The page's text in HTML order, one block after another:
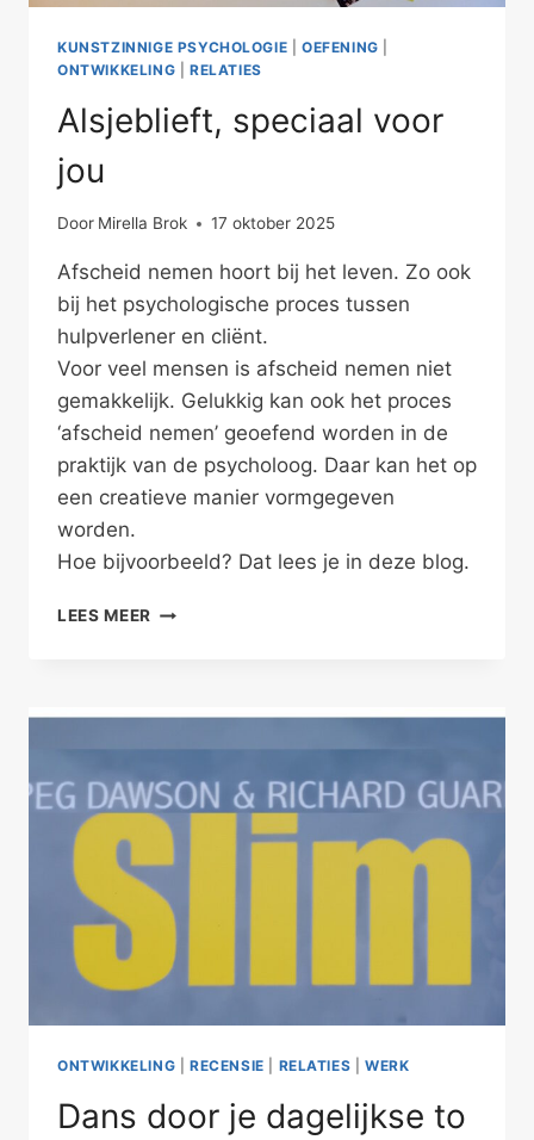
KUNSTZINNIGE PSYCHOLOGIE |OEFENING
ONTWIKKELING
RELATIES
Alsjeblieft, speciaal voor
jou
Door Mirella Brok 17 oktober 2025
Afscheid nemen hoort bij het leven. Zo ook
bij het psychologische proces tussen
hulpverlener en cliënt.
Voor veel mensen is afscheid nemen niet
gemakkelijk. Gelukkig kan ook het proces
‘afscheid nemen’ geoefend worden in de
praktijk van de psycholoog. Daar kan het op
een creatieve manier vormgegeven
worden.
Hoe bijvoorbeeld? Dat lees je in deze blog.
LEES MEER ALSJEBLIEFT,
ONTWIKKELING RECENSIE RELATIES |WERK
Dans door je dagelijkse to